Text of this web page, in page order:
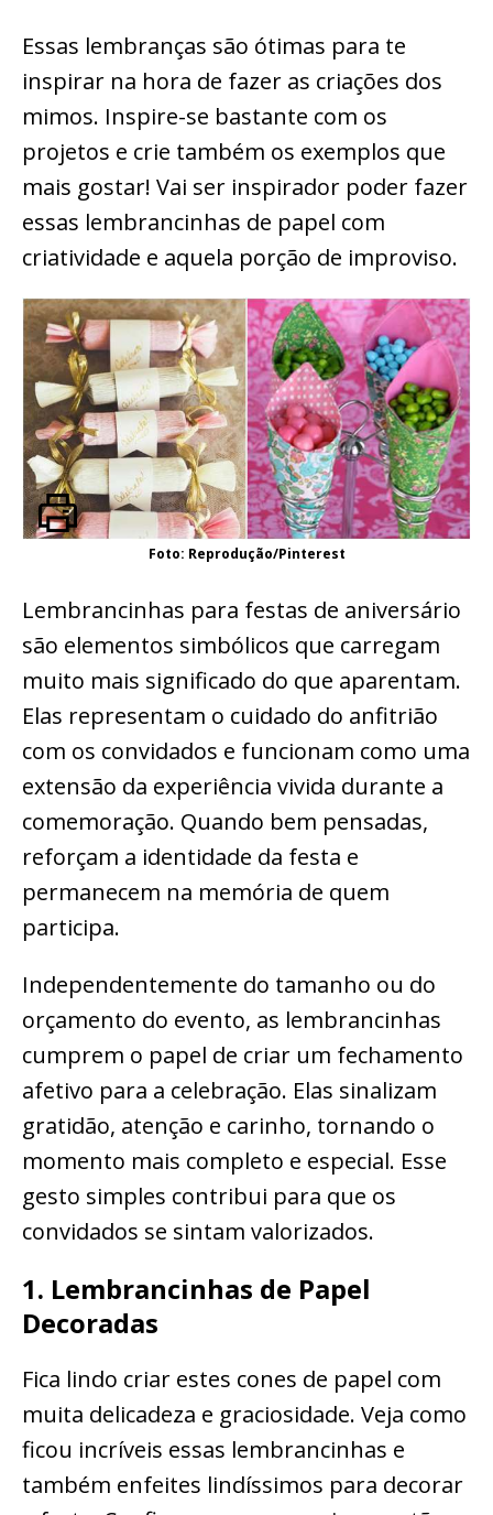
Essas lembranças são ótimas para te
inspirar na hora de fazer as criações dos
mimos. Inspire-se bastante com os
projetos e crie também os exemplos que
mais gostar! Vai ser inspirador poder fazer
essas lembrancinhas de papel com
criatividade e aquela porção de improviso.
Foto: Reprodução/Pinterest
Lembrancinhas para festas de aniversário
são elementos simbólicos que carregam
muito mais significado do que aparentam.
Elas representam o cuidado do anfitrião
com os convidados e funcionam como uma
extensão da experiência vivida durante a
comemoração. Quando bem pensadas,
reforçam a identidade da festa e
permanecem na memória de quem
participa.
Independentemente do tamanho ou do
orçamento do evento, as lembrancinhas
cumprem o papel de criar um fechamento
afetivo para a celebração. Elas sinalizam
gratidão, atenção e carinho, tornando o
momento mais completo e especial. Esse
gesto simples contribui para que os
convidados se sintam valorizados.
1. Lembrancinhas de Papel
Decoradas
Fica lindo criar estes cones de papel com
muita delicadeza e graciosidade. Veja como
ficou incríveis essas lembrancinhas e
também enfeites lindíssimos para decorar